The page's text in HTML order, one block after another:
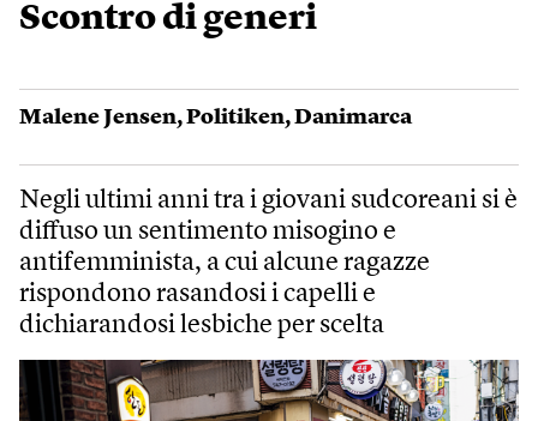
Scontro di generi
Malene Jensen,Politiken,Danimarca
Negli ultimi anni tra i giovani sudcoreani si è
diffuso un sentimento misogino e
antifemminista, a cui alcune ragazze
rispondono rasandosi i capelli e
dichiarandosi lesbiche per scelta